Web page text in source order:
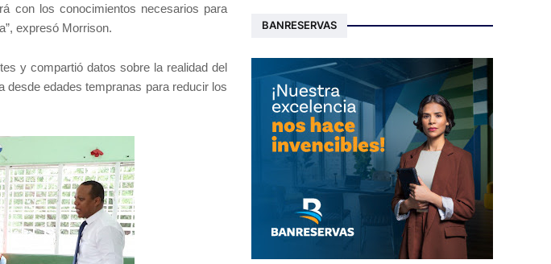
con los conocimientos necesarios para
expresó Morrison.
y compartió datos sobre la realidad del
desde edades tempranas para reducir los
BANRESERVAS